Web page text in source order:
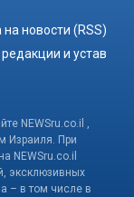
на новости (RSS)
и устав
NEWSru.co.il ,
Израиля. При
NEWSru.co.il
эксклюзивных
– в том числе в